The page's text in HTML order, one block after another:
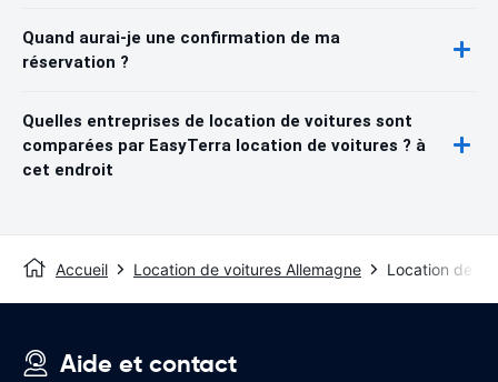
Quand aurai-je une confirmation de ma
réservation ?
Quelles entreprises de location de voitures sont
comparées par EasyTerra location de voitures ? à
cet endroit
Accueil Location de voitures Allemagne Location de
Aide et contact